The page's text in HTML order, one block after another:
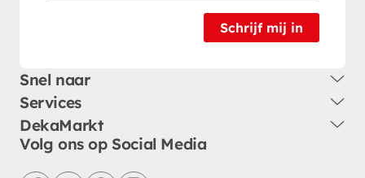
Schrijf mij in
Snel naar
Services
DekaMarkt
Volg ons op Social Media